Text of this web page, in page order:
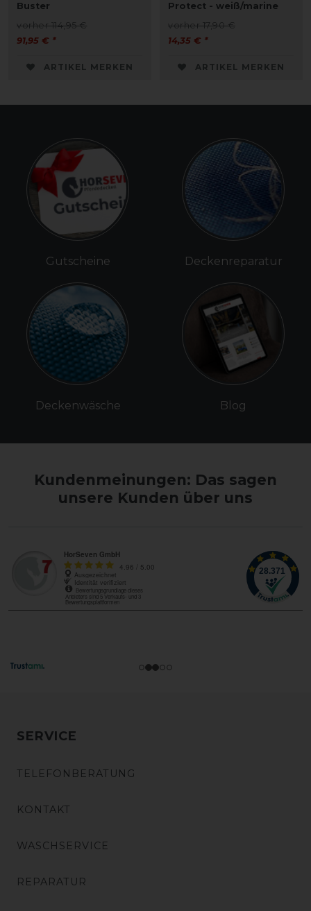
Buster
vorher 114,95 €
91,95 € *
ARTIKEL MERKEN
Protect - weiß/marine
vorher 17,90 €
14,35 € *
ARTIKEL MERKEN
Gutscheine
Deckenwäsche
Deckenreparatur
Blog
Kundenmeinungen: Das sagen
unsere Kunden über uns
SERVICE
TELEFONBERATUNG
KONTAKT
WASCHSERVICE
REPARATUR